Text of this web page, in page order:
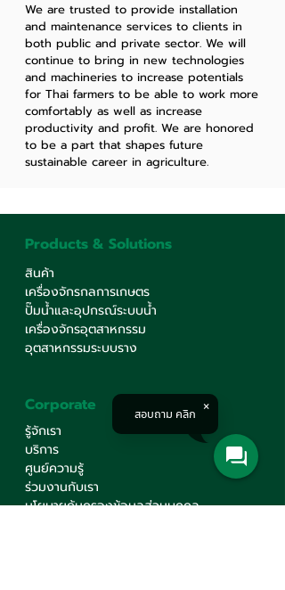
We are trusted to provide installation
and maintenance services to clients in
both public and private sector. We will
continue to bring in new technologies
and machineries to increase potentials
for Thai farmers to be able to work more
comfortably as well as increase
productivity and profit. We are honored
to be a part that shapes future
sustainable career in agriculture.
Products & Solutions
สินค้า
เครื่องจักรกลการเกษตร
ปั๊มน้ำและอุปกรณ์ระบบน้ำ
เครื่องจักรอุตสาหกรรม
อุตสาหกรรมระบบราง
Corporate
รู้จักเรา
บริการ
ศูนย์ความรู้
ร่วมงานกับเรา
นโยบายคุ้มครองข้อมูลส่วนบุคคล
สอบถาม คลิก